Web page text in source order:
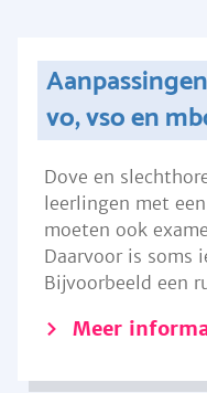
vo, vso en
Dove en
leerlingen met
moeten ook
Daarvoor is soms
Bijvoorbeeld een
Meer